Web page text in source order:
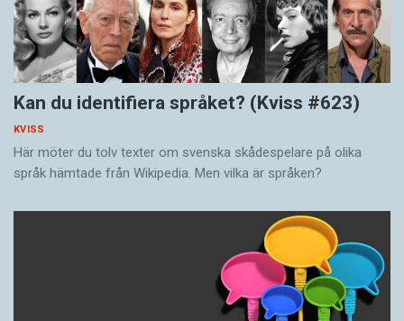
Kan du identifiera språket? (Kviss #623)
KVISS
Här möter du tolv texter om svenska skådespelare på olika
språk hämtade från Wikipedia. Men vilka är språken?